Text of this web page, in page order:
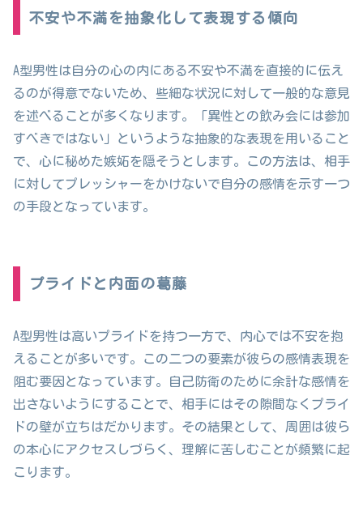
不安や不満を抽象化して表現する傾向
A型男性は自分の心の内にある不安や不満を直接的に伝え
るのが得意でないため、些細な状況に対して一般的な意見
を述べることが多くなります。「異性との飲み会には参加
すべきではない」というような抽象的な表現を用いること
で、心に秘めた嫉妬を隠そうとします。この方法は、相手
に対してプレッシャーをかけないで自分の感情を示す一つ
の手段となっています。
プライドと内面の葛藤
A型男性は高いプライドを持つ一方で、内心では不安を抱
えることが多いです。この二つの要素が彼らの感情表現を
阻む要因となっています。自己防衛のために余計な感情を
出さないようにすることで、相手にはその隙間なくプライ
ドの壁が立ちはだかります。その結果として、周囲は彼ら
の本心にアクセスしづらく、理解に苦しむことが頻繁に起
こります。